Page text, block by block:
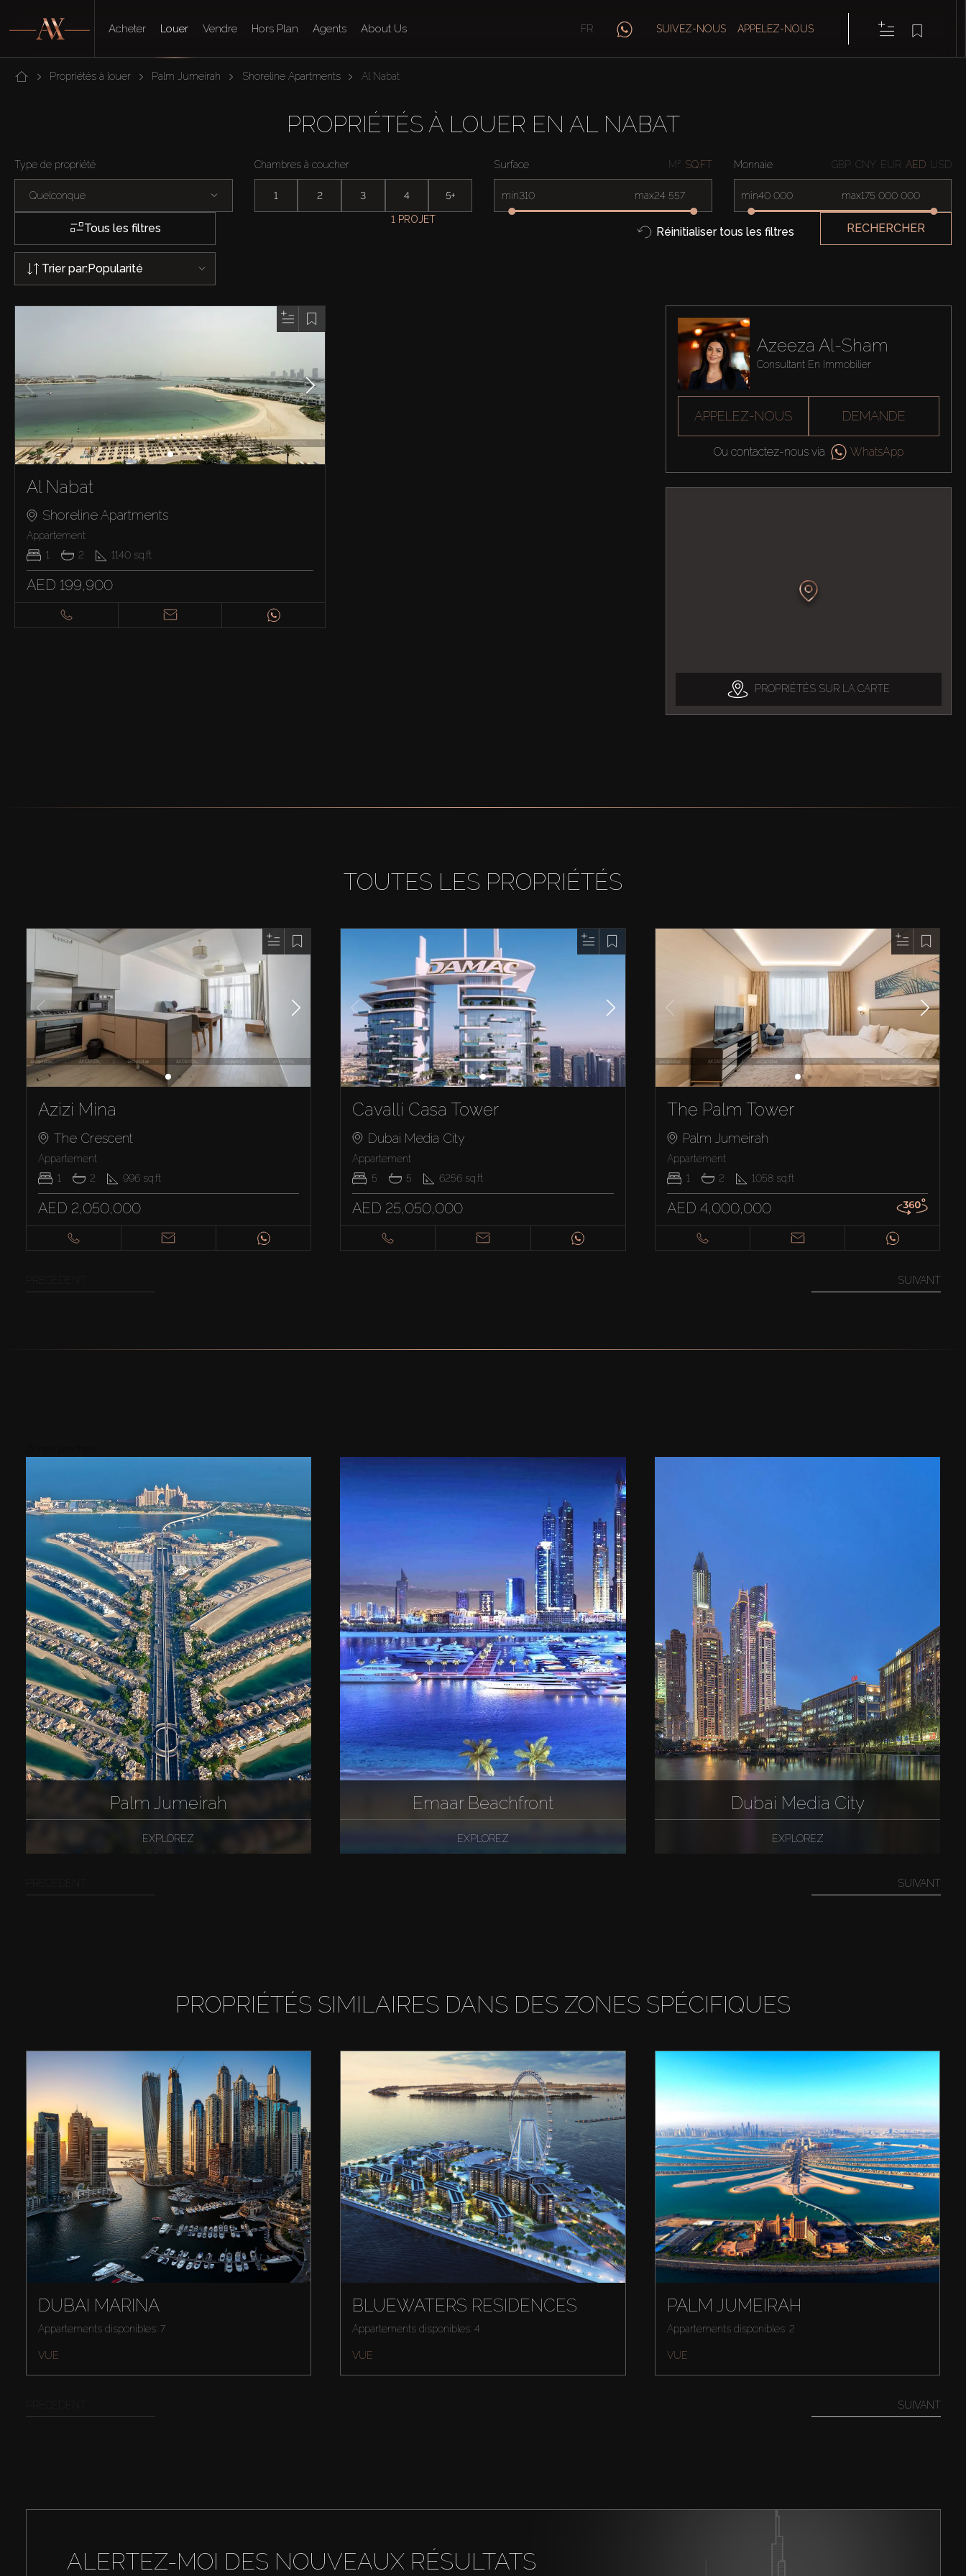
Acheter Louer Vendre Hors Plan Agents About Us FR SUIVEZ-NOUS APPELEZ-NOUS
Propriétés à louer Palm Jumeirah Shoreline Apartments Al Nabat
PROPRIÉTÉS À LOUER EN AL NABAT
Type de propriété
Quelconque
Chambres à coucher
1 2 3 4 5+
Surface M² SQ.FT
min max
Monnaie GBP CNY EUR AED USD
min max
Tous les filtres
1 PROJET
Réinitialiser tous les filtres RECHERCHER
Trier par:Popularité
Al Nabat
Shoreline Apartments
Appartement
1
2 1140 sq.ft
AED 199,900
Azeeza Al-Sham
Consultant En Immobilier
APPELEZ-NOUS DEMANDE
Ou contactez-nous via WhatsApp
PROPRIÉTÉS SUR LA CARTE
TOUTES LES PROPRIÉTÉS
Azizi Mina
The Crescent
Appartement
1
2 996 sq.ft
AED 2,050,000
Cavalli Casa Tower
Dubai Media City
Appartement
5
5 6256 sq.ft
AED 25,050,000
The Palm Tower
Palm Jumeirah
Appartement
1
2 1058 sq.ft
AED 4,000,000
SUIVANT
Palm Jumeirah
EXPLOREZ
Emaar Beachfront
EXPLOREZ
Dubai Media City
EXPLOREZ
SUIVANT
PROPRIÉTÉS SIMILAIRES DANS DES ZONES SPÉCIFIQUES
DUBAI MARINA
Appartements disponibles: 7
VUE
BLUEWATERS RESIDENCES
Appartements disponibles: 4
VUE
PALM JUMEIRAH
Appartements disponibles: 2
VUE
SUIVANT
ALERTEZ-MOI DES NOUVEAUX RÉSULTATS